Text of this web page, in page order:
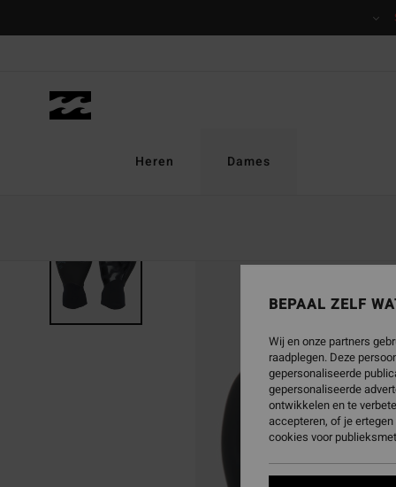
Heren Dames
BEPAAL ZELF
Wij en onze partners
raadplegen. Deze
gepersonaliseerde
gepersonaliseerde
ontwikkelen en te
accepteren, of je
cookies voor